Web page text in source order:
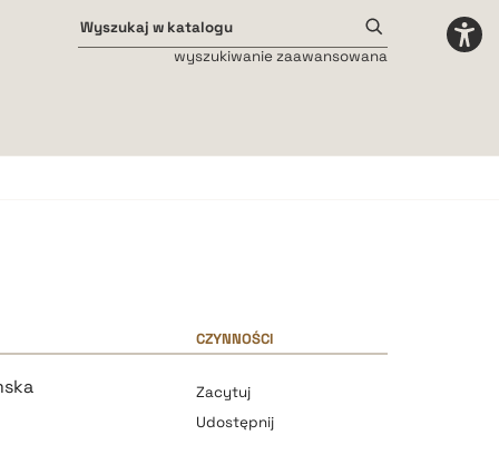
wyszukiwanie zaawansowana
CZYNNOŚCI
Zacytuj
Udostępnij